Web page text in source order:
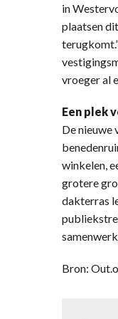
in
plaatsen
vroeger al
Een plek
De nieuwe
winkelen,
grotere
dakterras
Bron: